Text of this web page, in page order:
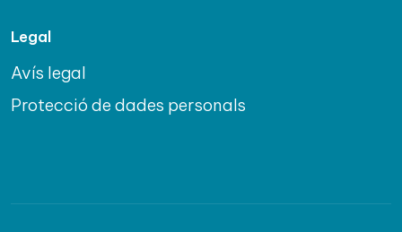
Legal
Avís legal
Protecció de dades personals